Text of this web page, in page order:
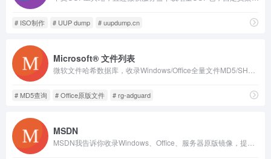
# ISO制作 # UUP dump # uupdump.cn
Microsoft® 文件列表
# MD5查询 # Office原版文件 # rg-adguard
MSDN